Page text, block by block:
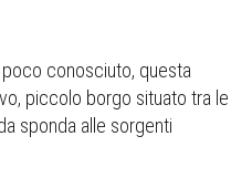
conosciuto, questa
piccolo borgo situato tra le
sponda alle sorgenti